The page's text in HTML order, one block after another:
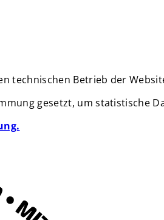
technischen Betrieb der
gesetzt, um statistische